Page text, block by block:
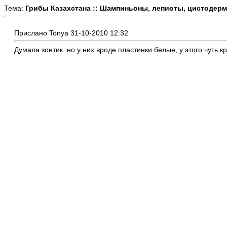
Тема: Грибы Казахстана :: Шампиньоны, лепиоты,
Прислано Tonya 31-10-2010 12:32
Думала зонтик. но у них вроде пластинки белые, у этого чуть